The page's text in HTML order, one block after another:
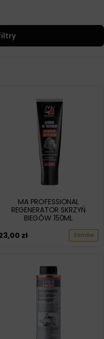
MA PROFESSIONAL
REGENERATOR SKRZYŃ
BIEGÓW 150ML
zł Zamów